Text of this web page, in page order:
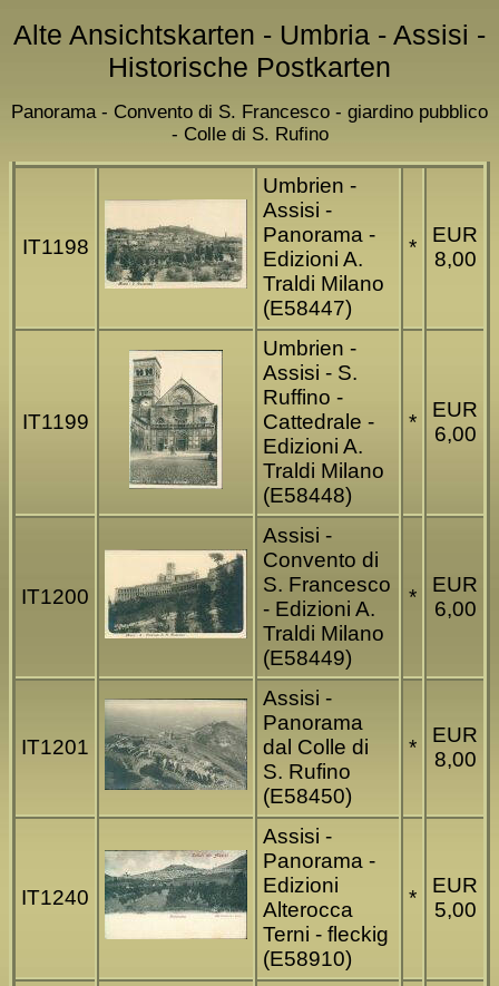
Alte Ansichtskarten - Umbria - Assisi -
Historische Postkarten
Panorama - Convento di S. Francesco - giardino pubblico
- Colle di S. Rufino
IT1198
Umbrien -
Assisi -
Panorama -
Edizioni A.
Traldi Milano
(E58447)
*
EUR
8,00
IT1199
Umbrien -
Assisi - S.
Ruffino -
Cattedrale -
Edizioni A.
Traldi Milano
(E58448)
*
EUR
6,00
IT1200
Assisi -
Convento di
S. Francesco
- Edizioni A.
Traldi Milano
(E58449)
*
EUR
6,00
IT1201
Assisi -
Panorama
dal Colle di
S. Rufino
(E58450)
*
EUR
8,00
IT1240
Assisi -
Panorama -
Edizioni
Alterocca
Terni - fleckig
(E58910)
*
EUR
5,00